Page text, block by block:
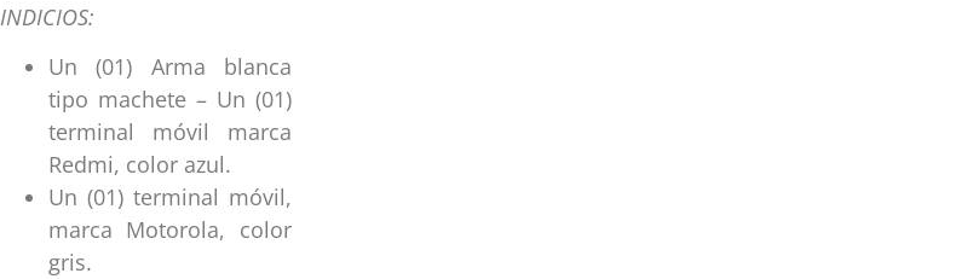
INDICIOS:
Un (01) Arma blanca
tipo machete – Un (01)
terminal móvil marca
Redmi, color azul.
Un (01) terminal móvil,
marca Motorola, color
gris.